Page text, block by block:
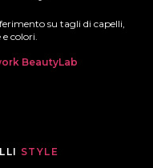
su tagli di capelli,
colori.
BeautyLab
STYLE